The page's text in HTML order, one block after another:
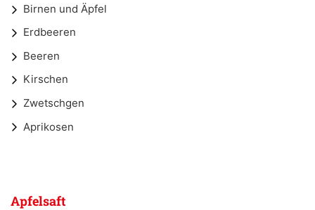
Birnen und Äpfel
Erdbeeren
Beeren
Kirschen
Zwetschgen
Aprikosen
Apfelsaft